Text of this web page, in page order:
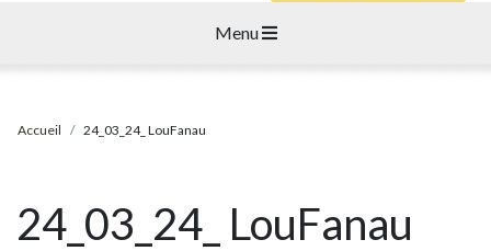
Menu
Accueil 24_03_24_ LouFanau
24_03_24_ LouFanau